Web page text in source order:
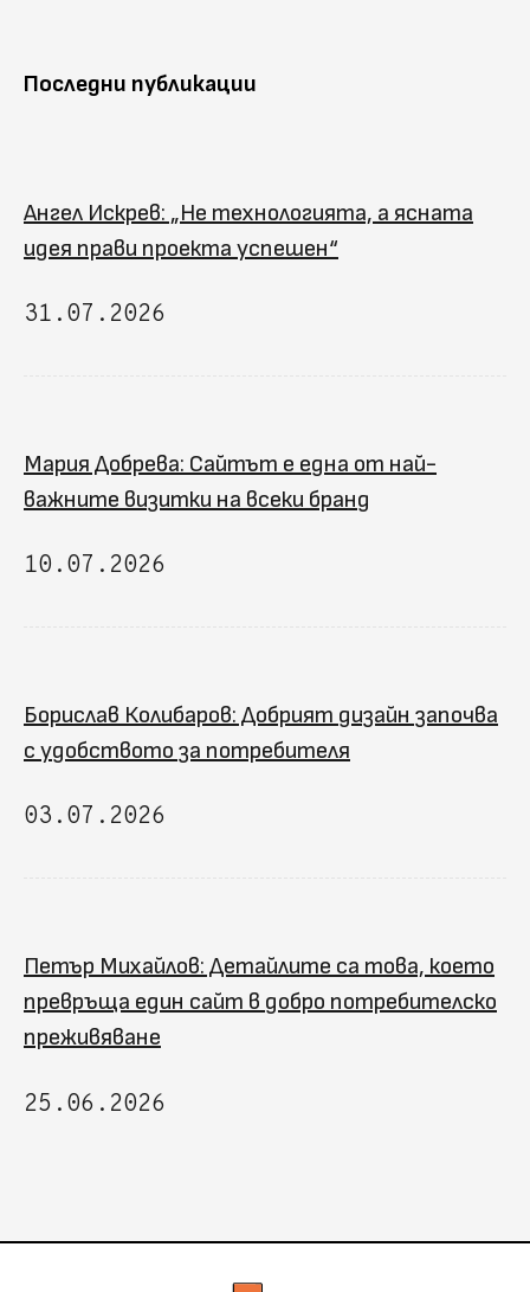
Последни публикации
Ангел Искрев: „Не технологията, а ясната
идея прави проекта успешен“
31.07.2026
Мария Добрева: Сайтът е една от най-
важните визитки на всеки бранд
10.07.2026
Борислав Колибаров: Добрият дизайн започва
с удобството за потребителя
03.07.2026
Петър Михайлов: Детайлите са това, което
превръща един сайт в добро потребителско
преживяване
25.06.2026